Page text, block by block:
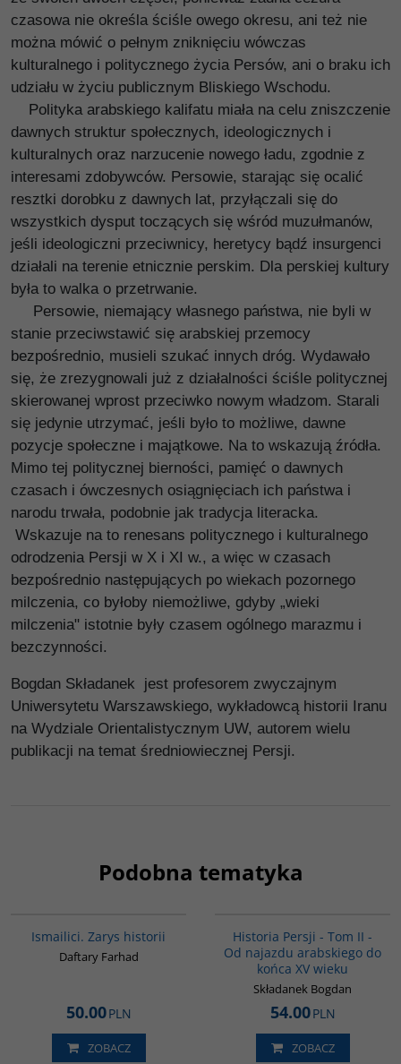
czasowa nie określa ściśle owego okresu, ani też nie
można mówić o pełnym zniknięciu wówczas
kulturalnego i politycznego życia Persów, ani o braku ich
udziału w życiu publicznym Bliskiego Wschodu.
Polityka arabskiego kalifatu miała na celu zniszczenie
dawnych struktur społecznych, ideologicznych i
kulturalnych oraz narzucenie nowego ładu, zgodnie z
interesami zdobywców. Persowie, starając się ocalić
resztki dorobku z dawnych lat, przyłączali się do
wszystkich dysput toczących się wśród muzułmanów,
jeśli ideologiczni przeciwnicy, heretycy bądź insurgenci
działali na terenie etnicznie perskim. Dla perskiej kultury
była to walka o przetrwanie.
Persowie, niemający własnego państwa, nie byli w
stanie przeciwstawić się arabskiej przemocy
bezpośrednio, musieli szukać innych dróg. Wydawało
się, że zrezygnowali już z działalności ściśle politycznej
skierowanej wprost przeciwko nowym władzom. Starali
się jedynie utrzymać, jeśli było to możliwe, dawne
pozycje społeczne i majątkowe. Na to wskazują źródła.
Mimo tej politycznej bierności, pamięć o dawnych
czasach i ówczesnych osiągnięciach ich państwa i
narodu trwała, podobnie jak tradycja literacka.
Wskazuje na to renesans politycznego i kulturalnego
odrodzenia Persji w X i XI w., a więc w czasach
bezpośrednio następujących po wiekach pozornego
milczenia, co byłoby niemożliwe, gdyby „wieki
milczenia" istotnie były czasem ogólnego marazmu i
bezczynności.
Bogdan Składanek jest profesorem zwyczajnym
Uniwersytetu Warszawskiego, wykładowcą historii Iranu
na Wydziale Orientalistycznym UW, autorem wielu
publikacji na temat średniowiecznej Persji.
Podobna tematyka
Ismailici. Zarys historii
Daftary Farhad
50.00PLN
ZOBACZ
Historia Persji - Tom II -
Od najazdu arabskiego do
końca XV wieku
Składanek Bogdan
54.00PLN
ZOBACZ